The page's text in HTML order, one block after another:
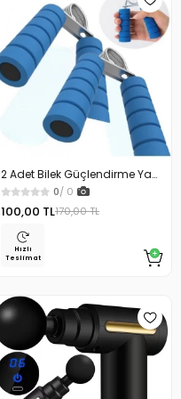
2 Adet Bilek Güçlendirme Yayı
El Bilek Parmak Güçlendirme
Aleti
0/ 0
100,00 TL170,00 TL
Hızlı
Teslimat